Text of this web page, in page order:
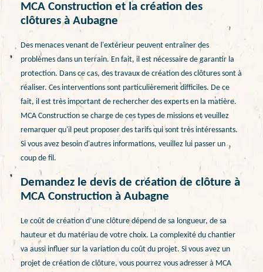
MCA Construction et la création des
clôtures à Aubagne
Des menaces venant de l'extérieur peuvent entraîner des
problèmes dans un terrain. En fait, il est nécessaire de garantir la
protection. Dans ce cas, des travaux de création des clôtures sont à
réaliser. Ces interventions sont particulièrement difficiles. De ce
fait, il est très important de rechercher des experts en la matière.
MCA Construction se charge de ces types de missions et veuillez
remarquer qu'il peut proposer des tarifs qui sont très intéressants.
Si vous avez besoin d'autres informations, veuillez lui passer un
coup de fil.
Demandez le devis de création de clôture à
MCA Construction à Aubagne
Le coût de création d’une clôture dépend de sa longueur, de sa
hauteur et du matériau de votre choix. La complexité du chantier
va aussi influer sur la variation du coût du projet. Si vous avez un
projet de création de clôture, vous pourrez vous adresser à MCA